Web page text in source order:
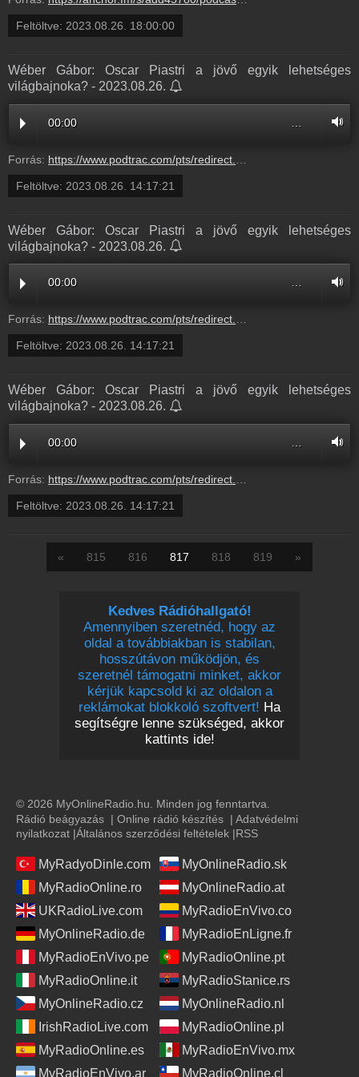
Feltöltve: 2023.08.26. 18:00:00
Wéber Gábor: Oscar Piastri a jövő egyik lehetséges
világbajnoka? - 2023.08.26.
00:00
Forrás: https://www.podtrac.com/pts/redirect.mp3/pdst.fm/e/traffic.megaphone.fm/BETO6059753343.mp3?updated=1727713029
Feltöltve: 2023.08.26. 14:17:21
Wéber Gábor: Oscar Piastri a jövő egyik lehetséges
világbajnoka? - 2023.08.26.
00:00 …
Forrás: https://www.podtrac.com/pts/redirect.mp3/pdst.fm/e/chrt.fm/track/B69D94/traffic.megaphone.fm/BETO6059753343.mp3?updated=1727713029
Feltöltve: 2023.08.26. 14:17:21
Wéber Gábor: Oscar Piastri a jövő egyik lehetséges
világbajnoka? - 2023.08.26.
00:00
Forrás: https://www.podtrac.com/pts/redirect.mp3/pdst.fm/e/chrt.fm/track/B69D94/traffic.megaphone.fm/BETO6059753343.mp3?updated=1727709311
Feltöltve: 2023.08.26. 14:17:21
« 815 816 817 818 819 »
Kedves Rádióhallgató!
Amennyiben szeretnéd, hogy az
oldal a továbbiakban is stabilan,
hosszútávon működjön, és
szeretnél támogatni minket, akkor
kérjük kapcsold ki az oldalon a
reklámokat blokkoló szoftvert! Ha
segítségre lenne szükséged, akkor
kattints ide!
© 2026 MyOnlineRadio.hu. Minden jog fenntartva.
Rádió beágyazás | Online rádió készítés | Adatvédelmi
nyilatkozat |Általános szerződési feltételek |RSS
MyRadyoDinle.com
MyOnlineRadio.sk
MyRadioOnline.ro
MyOnlineRadio.at
UKRadioLive.com
MyRadioEnVivo.co
MyOnlineRadio.de
MyRadioEnLigne.fr
MyRadioEnVivo.pe
MyRadioOnline.pt
MyRadioOnline.it
MyRadioStanice.rs
MyOnlineRadio.cz
MyOnlineRadio.nl
IrishRadioLive.com
MyRadioOnline.pl
MyRadioOnline.es
MyRadioEnVivo.mx
MyRadioEnVivo.ar
MyRadioOnline.cl